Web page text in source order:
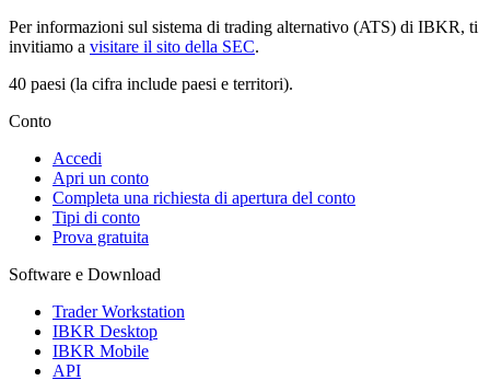
Per informazioni sul sistema di trading alternativo (ATS) di IBKR, ti
invitiamo a visitare il sito della SEC.
40 paesi (la cifra include paesi e territori).
Conto
Accedi
Apri un conto
Completa una richiesta di apertura del conto
Tipi di conto
Prova gratuita
Software e Download
Trader Workstation
IBKR Desktop
IBKR Mobile
API